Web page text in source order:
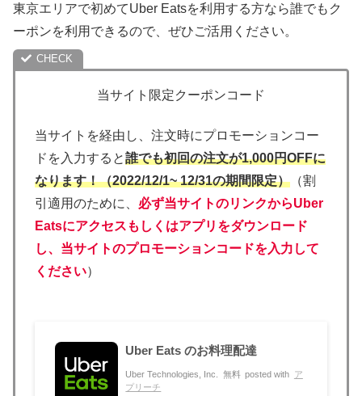
東京エリアで初めてUber Eatsを利用する方なら誰でもク
ーポンを利用できるので、ぜひご活用ください。
当サイト限定クーポンコード
当サイトを経由し、注文時にプロモーションコー
ドを入力すると誰でも初回の注文が1,000円OFFに
なります！（2022/12/1~ 12/31の期間限定） （割
引適用のために、 必ず当サイトのリンクからUber
Eatsにアクセスもしくはアプリをダウンロード
し、当サイトのプロモーションコードを入力して
ください）
Uber Eats のお料理配達
Uber Technologies, Inc. 無料 posted with ア
プリーチ